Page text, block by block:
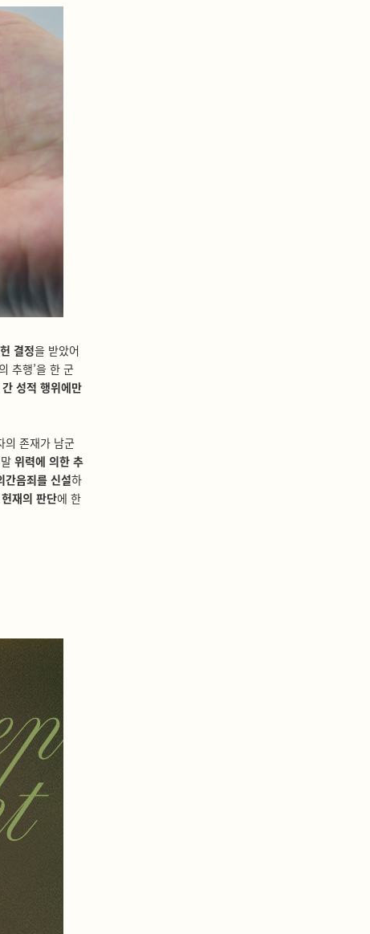
결정을 받았어
추행’을 한 군
성적 행위에만
의 존재가 남군
위력에 의한 추
간음죄를 신설하
재의 판단에 한